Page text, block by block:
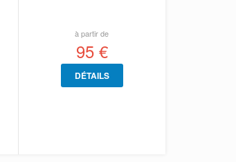
à partir de
95 €
DÉTAILS